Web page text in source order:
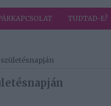
TUDTAD-E?